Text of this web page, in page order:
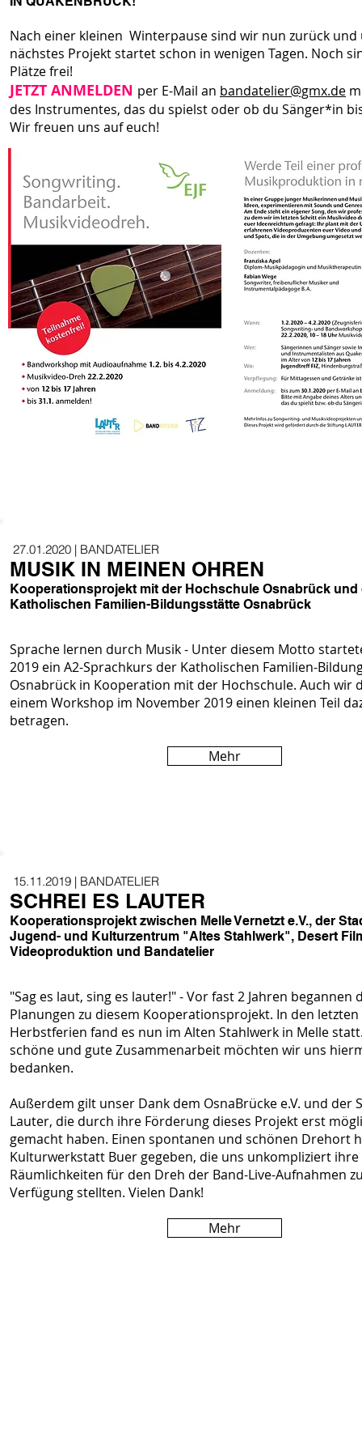
Nach einer kleinen Winterpause sind wir nun zurück und
nächstes Projekt startet schon in wenigen Tagen. Noch
Plätze frei!
JETZT ANMELDEN per E-Mail an bandatelier@gmx.de
des Instrumentes, das du spielst oder ob du Sänger*in
Wir freuen uns auf euch!
27.01.2020 | BANDATELIER
MUSIK IN MEINEN OHREN
Kooperationsprojekt mit der Hochschule Osnabrück und
Katholischen Familien-Bildungsstätte Osnabrück
Sprache lernen durch Musik - Unter diesem Motto
2019 ein A2-Sprachkurs der Katholischen Familien-
Osnabrück in Kooperation mit der Hochschule. Auch wir
einem Workshop im November 2019 einen kleinen Teil
betragen.
Mehr
15.11.2019 | BANDATELIER
SCHREI ES LAUTER
Kooperationsprojekt zwischen Melle Vernetzt e.V., der
Jugend- und Kulturzentrum "Altes Stahlwerk", Desert
Videoproduktion und Bandatelier
"Sag es laut, sing es lauter!" - Vor fast 2 Jahren begannen
Planungen zu diesem Kooperationsprojekt. In den letzten
Herbstferien fand es nun im Alten Stahlwerk in Melle
schöne und gute Zusammenarbeit möchten wir uns
bedanken.
Außerdem gilt unser Dank dem OsnaBrücke e.V. und der
Lauter, die durch ihre Förderung dieses Projekt erst
gemacht haben. Einen spontanen und schönen Drehort
Kulturwerkstatt Buer gegeben, die uns unkompliziert ihre
Räumlichkeiten für den Dreh der Band-Live-Aufnahmen
Verfügung stellten. Vielen Dank!
Mehr